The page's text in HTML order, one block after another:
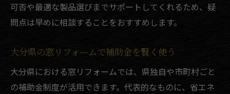
可否や最適な製品選びまでサポートしてくれるため、疑
問点は早めに相談することをおすすめします。
大分県の窓リフォームで補助金を賢く使う
大分県における窓リフォームでは、県独自や市町村ごと
の補助金制度が活用できます。代表的なものに、省エネ